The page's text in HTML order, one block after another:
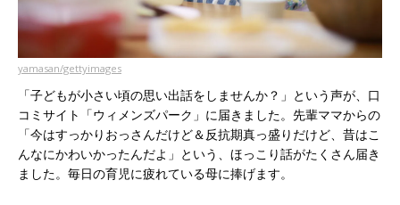
yamasan/gettyimages
「子どもが小さい頃の思い出話をしませんか？」という声が、口
コミサイト「ウィメンズパーク」に届きました。先輩ママからの
「今はすっかりおっさんだけど＆反抗期真っ盛りだけど、昔はこ
んなにかわいかったんだよ」という、ほっこり話がたくさん届き
ました。毎日の育児に疲れている母に捧げます。